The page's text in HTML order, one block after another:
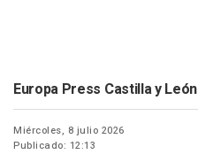
Europa Press Castilla y León
Miércoles, 8 julio 2026
Publicado: 12:13